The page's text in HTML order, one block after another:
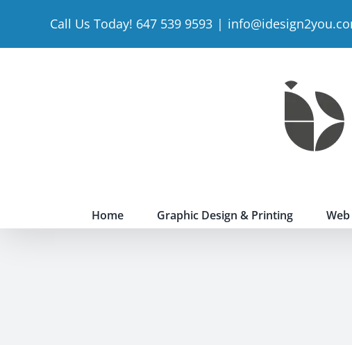
content
Call Us Today! 647 539 9593 |
Home Graphic Design & Printing